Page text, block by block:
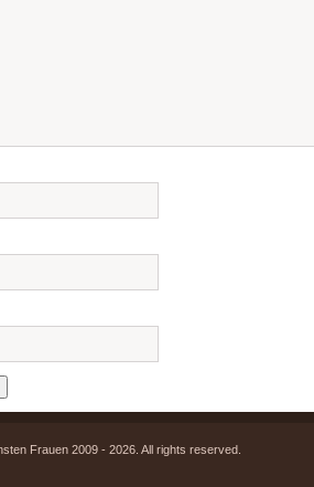
Frauen 2009 - 2026. All rights reserved.